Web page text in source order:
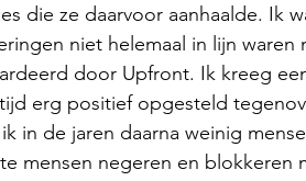
die ze daarvoor aanhaalde. Ik
niet helemaal in lijn waren
door Upfront. Ik kreeg
erg positief opgesteld
in de jaren daarna weinig
mensen negeren en blokkeren